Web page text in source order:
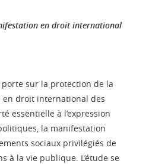
en droit international
sur la protection de la
droit international des
essentielle à l’expression
la manifestation
sociaux privilégiés de
à la vie publique. L’étude se